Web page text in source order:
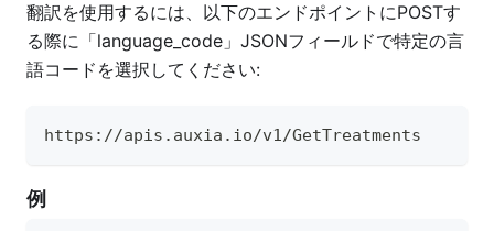
翻訳を使用するには、以下のエンドポイントにPOSTす
る際に「language_code」JSONフィールドで特定の言
語コードを選択してください:
https://apis.auxia.io/v1/GetTreatments
例